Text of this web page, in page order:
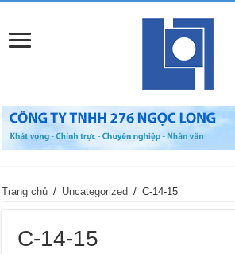
Trang chủ / Uncategorized / C-14-15
C-14-15